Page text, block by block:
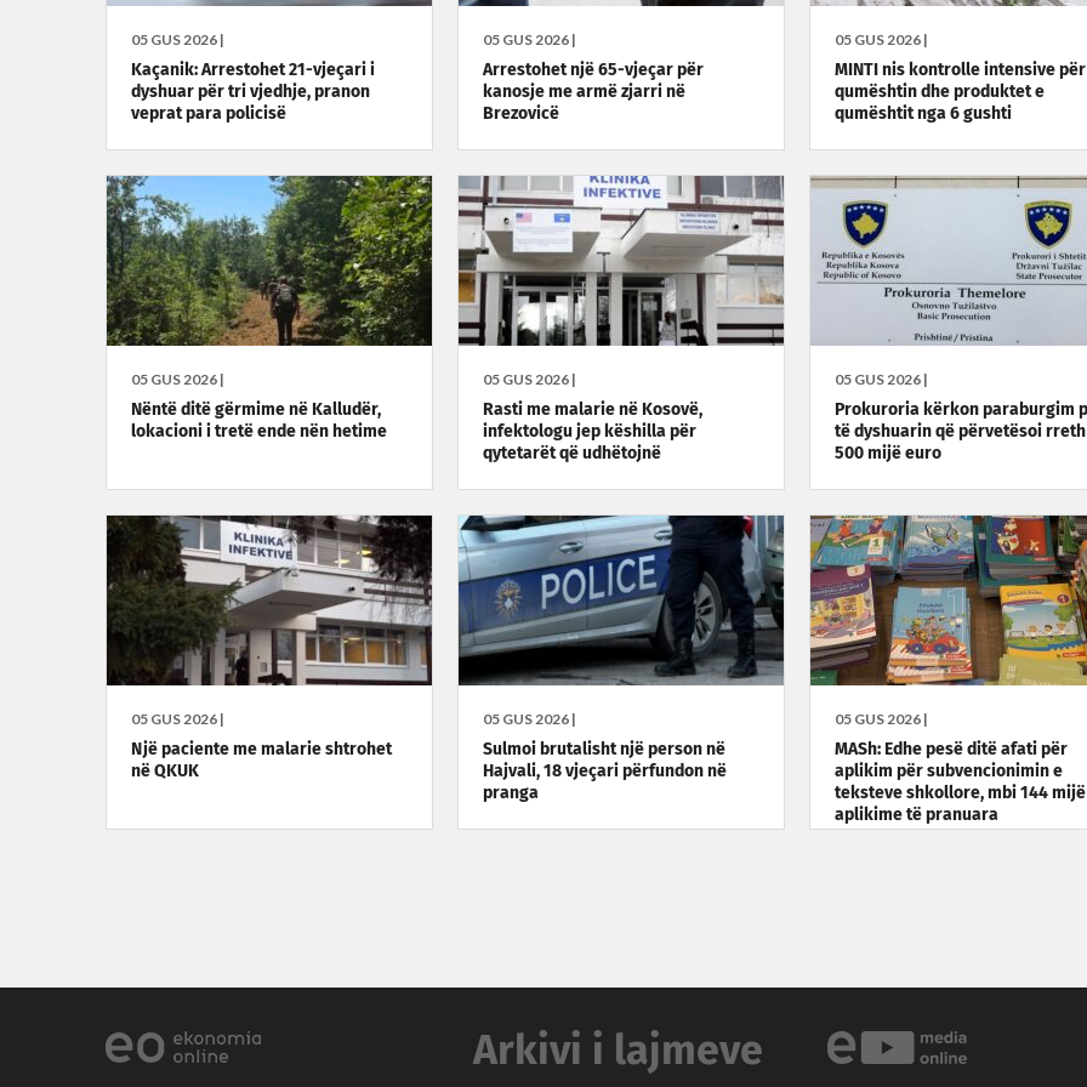
05 GUS 2026 |
Kaçanik: Arrestohet 21-vjeçari i
dyshuar për tri vjedhje, pranon
veprat para policisë
05 GUS 2026 |
Arrestohet një 65-vjeçar për
kanosje me armë zjarri në
Brezovicë
05 GUS 2026 |
MINTI nis kontrolle intensive për
qumështin dhe produktet e
qumështit nga 6 gushti
05 GUS 2026 |
Nëntë ditë gërmime në Kalludër,
lokacioni i tretë ende nën hetime
05 GUS 2026 |
Rasti me malarie në Kosovë,
infektologu jep këshilla për
qytetarët që udhëtojnë
05 GUS 2026 |
Prokuroria kërkon paraburgim
të dyshuarin që përvetësoi rreth
500 mijë euro
05 GUS 2026 |
Një paciente me malarie shtrohet
në QKUK
05 GUS 2026 |
Sulmoi brutalisht një person në
Hajvali, 18 vjeçari përfundon në
pranga
05 GUS 2026 |
MASh: Edhe pesë ditë afati për
aplikim për subvencionimin e
teksteve shkollore, mbi 144 mijë
aplikime të pranuara
Arkivi i lajmeve